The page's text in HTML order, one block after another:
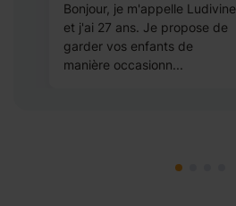
Bonjour, je m'appelle Ludivine
et j'ai 27 ans. Je propose de
garder vos enfants de
manière occasionn...